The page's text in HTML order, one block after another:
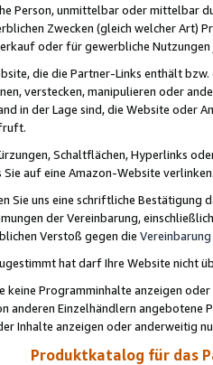
Person, unmittelbar oder mittelbar
Zwecken (gleich welcher Art)
oder für gewerbliche
die die Partner-Links enthält
verstecken, manipulieren oder
in der Lage sind, die Website oder
Schaltflächen, Hyperlinks
auf eine Amazon-Website
Sie uns eine schriftliche
der Vereinbarung,
Verstoß gegen die Vereinbarung
hat darf Ihre Website nicht
keine Programminhalte anzeigen
anderen Einzelhändlern
Inhalte anzeigen oder anderweitig
Produktkatalog für das